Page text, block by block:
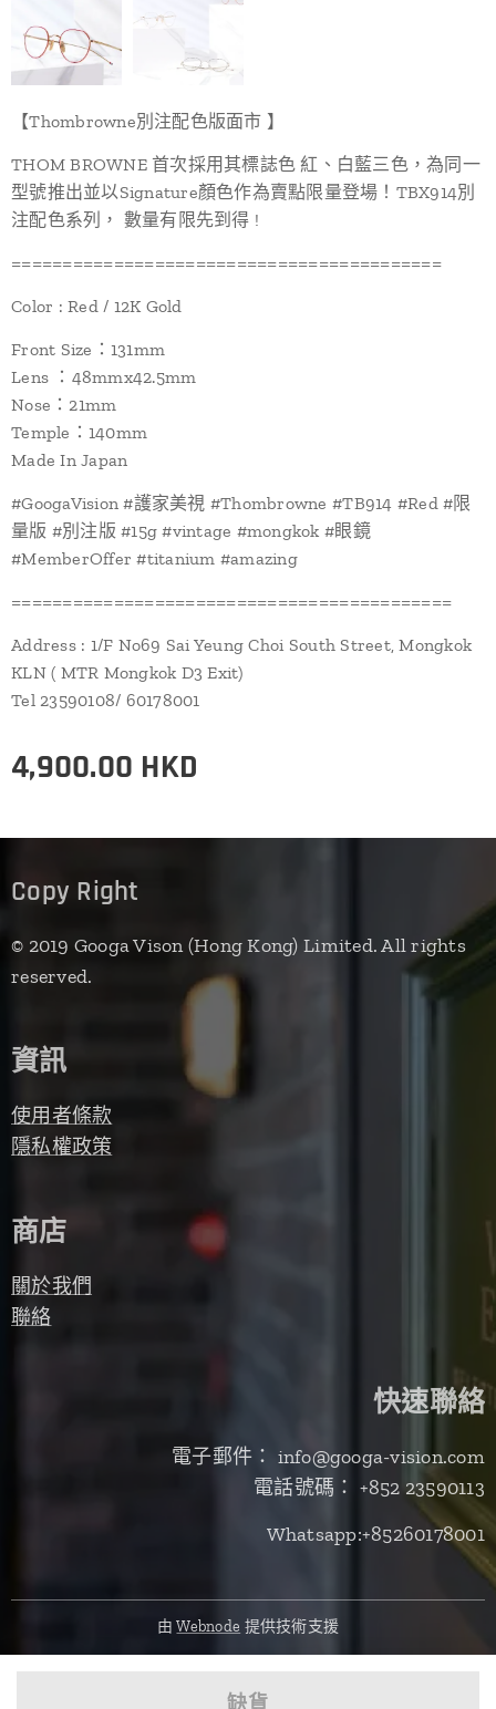
【Thombrowne別注配色版面市 】
THOM BROWNE 首次採用其標誌色 紅、白藍三色，為同一
型號推出並以Signature顏色作為賣點限量登場！TBX914別
注配色系列， 數量有限先到得 !
==========================================
Color : Red / 12K Gold
Front Size：131mm
Lens ：48mmx42.5mm
Nose：21mm
Temple：140mm
Made In Japan
#GoogaVision #護家美視 #Thombrowne #TB914 #Red #限
量版 #別注版 #15g #vintage #mongkok #眼鏡
#MemberOffer #titanium #amazing
===========================================
Address : 1/F No69 Sai Yeung Choi South Street, Mongkok
KLN ( MTR Mongkok D3 Exit)
Tel 23590108/ 60178001
4,900.00 HKD
Copy Right
© 2019 Googa Vison (Hong Kong) Limited. All rights
reserved.
資訊
使用者條款
隱私權政策
商店
關於我們
聯絡
快速聯絡
電子郵件： info@googa-vision.com
電話號碼： +852 23590113
Whatsapp:+85260178001
由Webnode 提供技術支援